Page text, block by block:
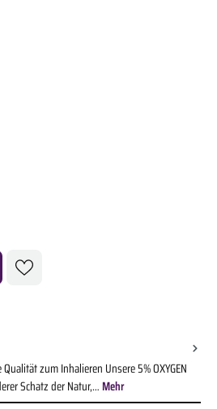
Wert ein oder benutze die Schaltflächen um die
zum Inhalieren Unsere 5% OXYGEN
Schatz der Natur,…Mehr